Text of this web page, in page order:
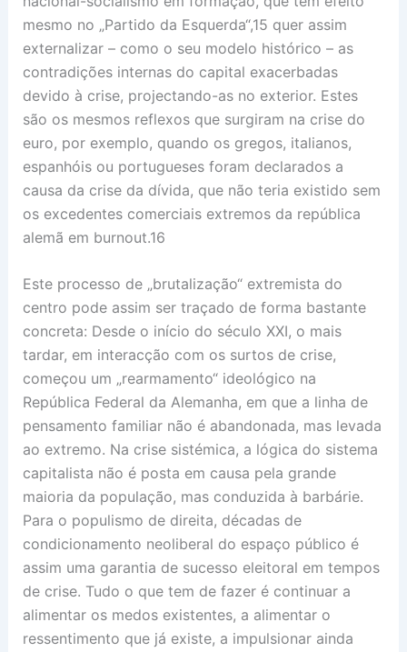
mesmo no „Partido da Esquerda“,15 quer assim
externalizar – como o seu modelo histórico – as
contradições internas do capital exacerbadas
devido à crise, projectando-as no exterior. Estes
são os mesmos reflexos que surgiram na crise do
euro, por exemplo, quando os gregos, italianos,
espanhóis ou portugueses foram declarados a
causa da crise da dívida, que não teria existido sem
os excedentes comerciais extremos da república
alemã em burnout.16
Este processo de „brutalização“ extremista do
centro pode assim ser traçado de forma bastante
concreta: Desde o início do século XXI, o mais
tardar, em interacção com os surtos de crise,
começou um „rearmamento“ ideológico na
República Federal da Alemanha, em que a linha de
pensamento familiar não é abandonada, mas levada
ao extremo. Na crise sistémica, a lógica do sistema
capitalista não é posta em causa pela grande
maioria da população, mas conduzida à barbárie.
Para o populismo de direita, décadas de
condicionamento neoliberal do espaço público é
assim uma garantia de sucesso eleitoral em tempos
de crise. Tudo o que tem de fazer é continuar a
alimentar os medos existentes, a alimentar o
ressentimento que já existe, a impulsionar ainda